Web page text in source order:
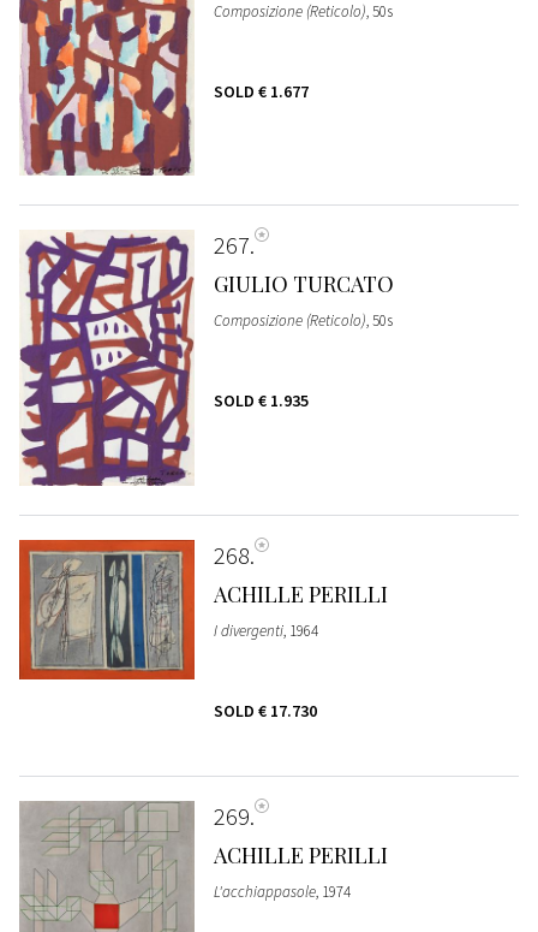
Composizione (Reticolo), 50s
SOLD € 1.677
267
GIULIO TURCATO
Composizione (Reticolo), 50s
SOLD € 1.935
268
ACHILLE PERILLI
I divergenti, 1964
SOLD € 17.730
269
ACHILLE PERILLI
L'acchiappasole, 1974